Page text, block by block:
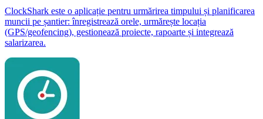
ClockShark este o aplicație pentru urmărirea timpului și planificarea
muncii pe șantier: înregistrează orele, urmărește locația
(GPS/geofencing), gestionează proiecte, rapoarte și integrează
salarizarea.